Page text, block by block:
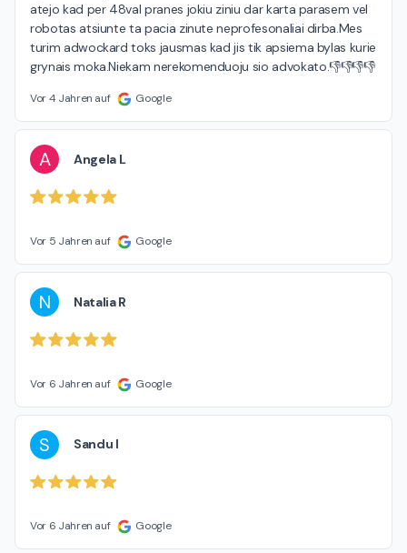
atejo kad per 48val pranes jokiu ziniu dar karta parasem vel
robotas atsiunte ta pacia zinute neprofesonaliai dirba.Mes
turim adwockard toks jausmas kad jis tik apsiema bylas kurie
grynais moka.Niekam nerekomenduoju sio advokato.👎👎👎👎
Vor 4 Jahren auf Google
A Angela L
Vor 5 Jahren auf Google
N Natalia R
Vor 6 Jahren auf Google
S Sandu I
Vor 6 Jahren auf Google